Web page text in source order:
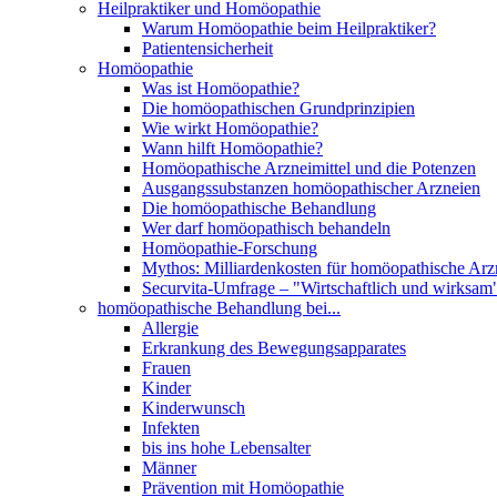
Heilpraktiker und Homöopathie
Warum Homöopathie beim Heilpraktiker?
Patientensicherheit
Homöopathie
Was ist Homöopathie?
Die homöopathischen Grundprinzipien
Wie wirkt Homöopathie?
Wann hilft Homöopathie?
Homöopathische Arzneimittel und die Potenzen
Ausgangssubstanzen homöopathischer Arzneien
Die homöopathische Behandlung
Wer darf homöopathisch behandeln
Homöopathie-Forschung
Mythos: Milliardenkosten für homöopathische
Securvita-Umfrage – "Wirtschaftlich und
homöopathische Behandlung bei...
Allergie
Erkrankung des Bewegungsapparates
Frauen
Kinder
Kinderwunsch
Infekten
bis ins hohe Lebensalter
Männer
Prävention mit Homöopathie